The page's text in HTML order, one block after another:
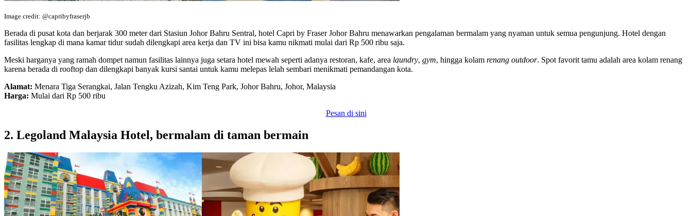
Image credit: @capribyfraserjb
Berada di pusat kota dan berjarak 300 meter dari Stasiun Johor Bahru Sentral, hotel Capri by Fraser Johor Bahru menawarkan pengalaman bermalam yang nyaman untuk semua pengunjung. Hotel dengan
fasilitas lengkap di mana kamar tidur sudah dilengkapi area kerja dan TV ini bisa kamu nikmati mulai dari Rp 500 ribu saja.
Meski harganya yang ramah dompet namun fasilitas lainnya juga setara hotel mewah seperti adanya restoran, kafe, area laundry, gym, hingga kolam renang outdoor. Spot favorit tamu adalah area kolam renang
karena berada di rooftop dan dilengkapi banyak kursi santai untuk kamu melepas lelah sembari menikmati pemandangan kota.
Alamat: Menara Tiga Serangkai, Jalan Tengku Azizah, Kim Teng Park, Johor Bahru, Johor, Malaysia
Harga: Mulai dari Rp 500 ribu
Pesan di sini
2. Legoland Malaysia Hotel, bermalam di taman bermain